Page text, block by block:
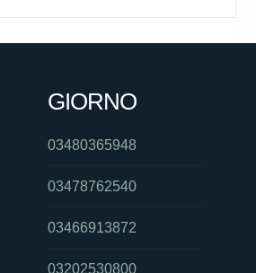
GIORNO
03480365948
03478762540
03466913872
03202530800